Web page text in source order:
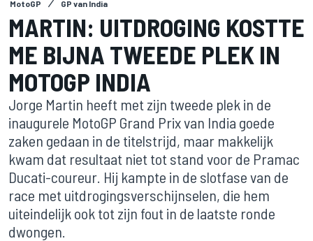
MotoGP GP van India
MARTIN: UITDROGING KOSTTE
ME BIJNA TWEEDE PLEK IN
MOTOGP INDIA
Jorge Martin heeft met zijn tweede plek in de
inaugurele MotoGP Grand Prix van India goede
zaken gedaan in de titelstrijd, maar makkelijk
kwam dat resultaat niet tot stand voor de Pramac
Ducati-coureur. Hij kampte in de slotfase van de
race met uitdrogingsverschijnselen, die hem
uiteindelijk ook tot zijn fout in de laatste ronde
dwongen.